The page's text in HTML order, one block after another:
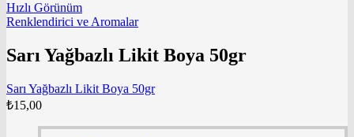
Hızlı Görünüm
Renklendirici ve Aromalar
Sarı Yağbazlı Likit Boya 50gr
Sarı Yağbazlı Likit Boya 50gr
₺15,00